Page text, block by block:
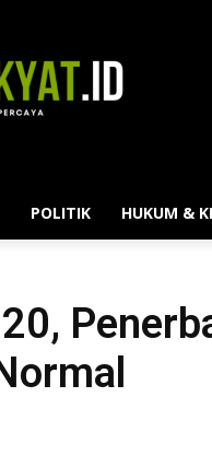
POLITIK HUKUM &